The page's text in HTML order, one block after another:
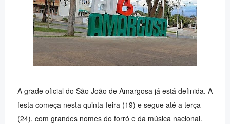
A grade oficial do São João de Amargosa já está definida. A
festa começa nesta quinta-feira (19) e segue até a terça
(24), com grandes nomes do forró e da música nacional.